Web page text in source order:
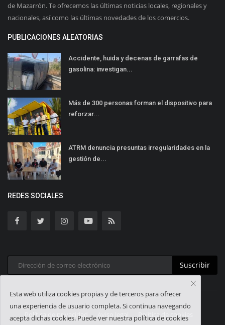
de Mazarrón. Te ofrecemos las últimas noticias locales, regionales y
nacionales, así como las últimas novedades de los comercios.
PUBLICACIONES ALEATORIAS
Accidente, huida y decenas de garrafas de
gasolina: investigan...
Más de 300 personas forman el dispositivo para
reforzar...
ATRM denuncia presuntas irregularidades en la
gestión de...
REDES SOCIALES
Suscribir
Política de privacidad Aviso legal Política de cookies
Esta web utiliza cookies propias y de terceros para ofrecer
una experiencia de usuario completa. Si continua navegando
acepta dichas cookies. Puede ver nuestra política de cookies